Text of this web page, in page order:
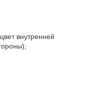
внутренней